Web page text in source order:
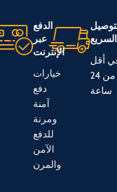
السريع
أقل
من 24
ساعة
الدفع
عبر
الإنترنت
خيارات
دفع
آمنة
ومرنة
للدفع
الآمن
والمرن